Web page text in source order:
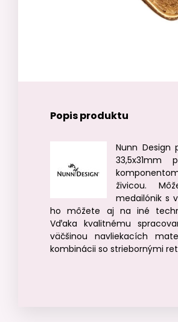
Popis produktu
Nunn Design
33,5x31mm
živicou.
medailónik s
ho môžete aj na iné
Vďaka kvalitnému
väčšinou navliekacích
kombinácii so striebornými